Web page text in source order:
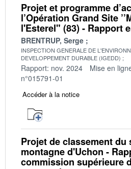
Projet et programme
l’Opération Grand Site
l'Esterel" (83) - Rapport
BRENTRUP, Serge
INSPECTION GENERALE DE
DEVELOPPEMENT DURABLE (IGEDD)
Rapport: nov. 2024 Mise en
n°015791-01
Accéder à la notice
Projet de classement du
montagne d'Uchon -
commission supérieure